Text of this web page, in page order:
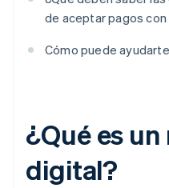
de aceptar pagos
Cómo puede
¿Qué es
digital?